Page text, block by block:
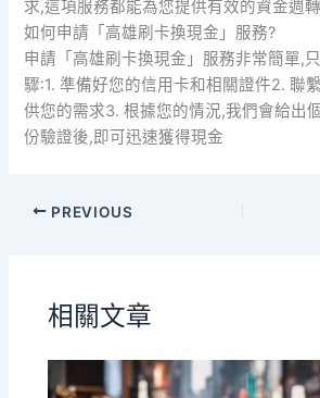
求,這項服務都能為您提供有效的資金週
如何申請「高雄刷卡換現金」服務?
申請「高雄刷卡換現金」服務非常簡單,
驟:1. 準備好您的信用卡和相關證件2. 聯
供您的需求3. 根據您的情況,我們會給出
份驗證後,即可迅速獲得現金
PREVIOUS
相關文章